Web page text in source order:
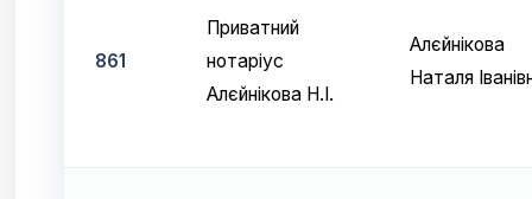
861
Приватний
нотаріус
Алєйнікова Н.І.
Алєйнікова
Наталя